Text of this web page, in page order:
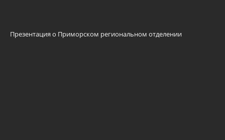
Презентация о Приморском региональном отделении